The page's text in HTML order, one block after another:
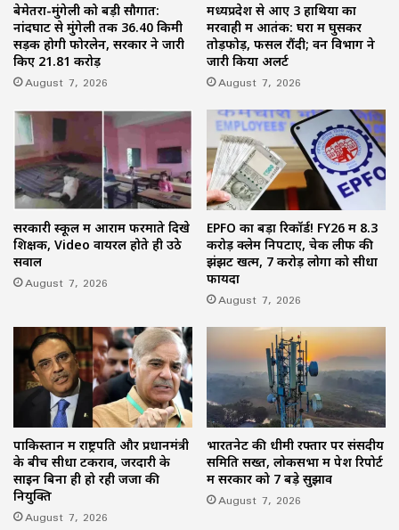
बेमेतरा-मुंगेली को बड़ी सौगात:
नांदघाट से मुंगेली तक 36.40 किमी
सड़क होगी फोरलेन, सरकार ने जारी
किए 21.81 करोड़
August 7, 2026
मध्यप्रदेश से आए 3 हाथियों का
मरवाही में आतंक: घरों में घुसकर
तोड़फोड़, फसलें रौंदी; वन विभाग ने
जारी किया अलर्ट
August 7, 2026
सरकारी स्कूल में आराम फरमाते दिखे
शिक्षक, Video वायरल होते ही उठे
सवाल
August 7, 2026
EPFO का बड़ा रिकॉर्ड! FY26 में 8.3
करोड़ क्लेम निपटाए, चेक लीफ की
झंझट खत्म, 7 करोड़ लोगों को सीधा
फायदा
August 7, 2026
पाकिस्तान में राष्ट्रपति और प्रधानमंत्री
के बीच सीधा टकराव, जरदारी के
साइन बिना ही हो रही जजों की
नियुक्ति
August 7, 2026
भारतनेट की धीमी रफ्तार पर संसदीय
समिति सख्त, लोकसभा में पेश रिपोर्ट
में सरकार को 7 बड़े सुझाव
August 7, 2026